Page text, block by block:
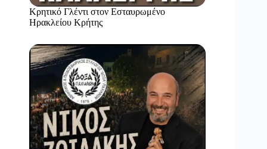
Κρητικό Γλέντι στον Εσταυρωμένο
Ηρακλείου Κρήτης